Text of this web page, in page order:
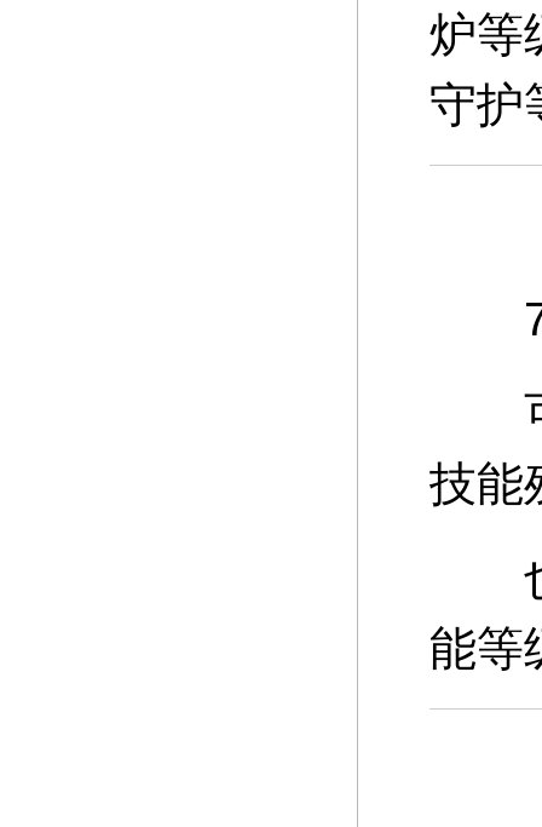
炉等
守护
7
可
技能
也
能等